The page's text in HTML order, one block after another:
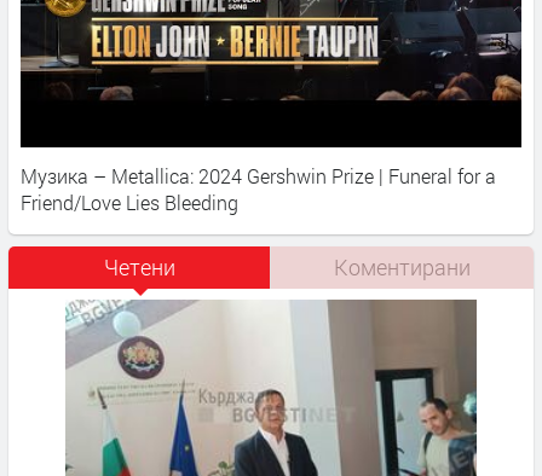
Музика – Metallica: 2024 Gershwin Prize | Funeral for a
Friend/Love Lies Bleeding
Четени Коментирани